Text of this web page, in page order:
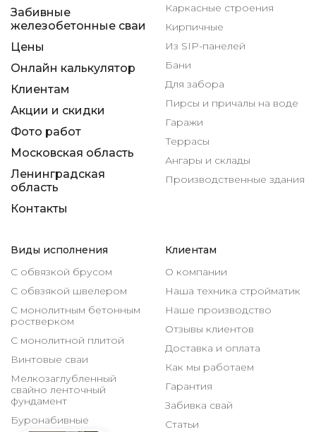
Забивные
железобетонные сваи
Цены
Онлайн калькулятор
Клиентам
Акции и скидки
Фото работ
Московская область
Ленинградская
область
Контакты
Каркасные строения
Кирпичные
Из SIP-панелей
Бани
Для забора
Пирсы и причалы на воде
Гаражи
Террасы
Ангары и склады
Производственные здания
Виды исполнения
С обвязкой брусом
С обвзякой швелером
С монолитным бетонным
ростверком
С монолитной плитой
Винтовые сваи
Мелкозаглубленный
свайно ленточный
фундамент
Буронабивные
Клиентам
О компании
Наша техника стройматик
Наше производство
Отзывы клиентов
Доставка и оплата
Как мы работаем
Гарантия
Забивка свай
Статьи